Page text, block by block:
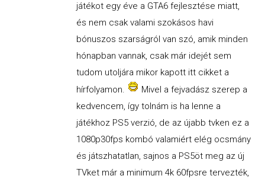
játékot egy éve a GTA6 fejlesztése miatt,
és nem csak valami szokásos havi
bónuszos szarságról van szó, amik minden
hónapban vannak, csak már idejét sem
tudom utoljára mikor kapott itt cikket a
hírfolyamon.
Mivel a fejvadász szerep a
kedvencem, így tolnám is ha lenne a
játékhoz PS5 verzió, de az újabb tvken ez a
1080p30fps kombó valamiért elég ocsmány
és játszhatatlan, sajnos a PS5öt meg az új
TVket már a minimum 4k 60fpsre tervezték,